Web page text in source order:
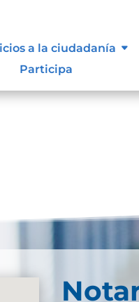
a la ciudadanía
Participa
tomar